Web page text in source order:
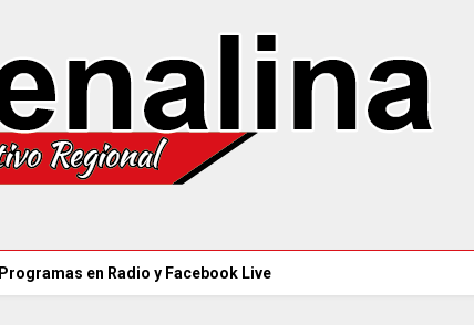
Programas en Radio y Facebook Live